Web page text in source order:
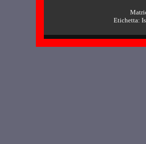
Etichetta: